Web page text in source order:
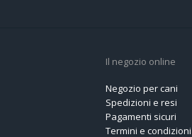
Il negozio online
Negozio per cani
Spedizioni e resi
Pagamenti sicuri
Termini e condizioni